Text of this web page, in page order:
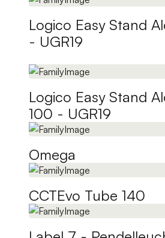
Logico Easy Stand
- UGR19
Logico Easy Stand
100 - UGR19
Omega
CCTEvo Tube 140